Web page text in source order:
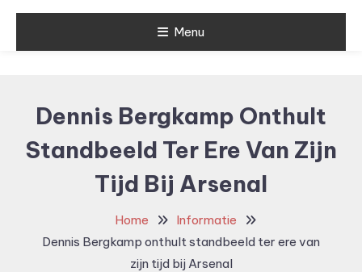
Menu
Dennis Bergkamp Onthult
Standbeeld Ter Ere Van Zijn
Tijd Bij Arsenal
Home
Informatie
Dennis Bergkamp onthult standbeeld ter ere van
zijn tijd bij Arsenal